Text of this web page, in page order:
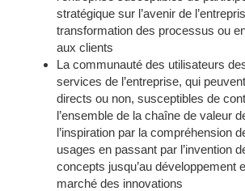
stratégique sur l’avenir de
transformation des processus ou
aux clients
La communauté des utilisateurs
services de l’entreprise, qui
directs ou non, susceptibles de
l’ensemble de la chaîne de valeur
l’inspiration par la compréhension
usages en passant par l’invention
concepts jusqu’au développement
marché des innovations